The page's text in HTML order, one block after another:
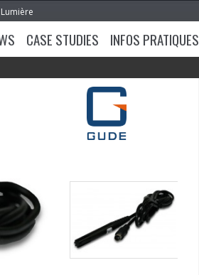
CASE STUDIES INFOS PRATIQUES